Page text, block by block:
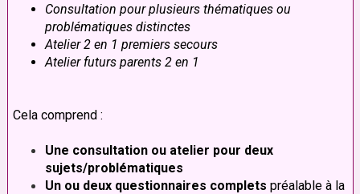
Consultation pour plusieurs thématiques ou
problématiques distinctes
Atelier 2 en 1 premiers secours
Atelier futurs parents 2 en 1
Cela comprend :
Une consultation ou atelier pour deux
sujets/problématiques
Un ou deux questionnaires complets préalable à la